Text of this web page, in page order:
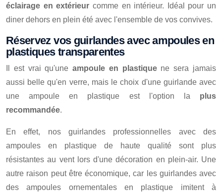
éclairage en extérieur comme en intérieur. Idéal pour un
diner dehors en plein été avec l'ensemble de vos convives.
Réservez vos guirlandes avec ampoules en
plastiques transparentes
Il est vrai qu'uneampoule en plastiquene sera jamais
aussi belle qu'en verre, mais le choix d'une guirlande avec
une ampoule en plastique est l'option la plus
recommandée.
En effet, nos guirlandes professionnelles avec des
ampoules en plastique de haute qualité sont plus
résistantes au vent lors d'une décoration en plein-air. Une
autre raison peut être économique, car les guirlandes avec
des ampoules ornementales en plastique imitent à